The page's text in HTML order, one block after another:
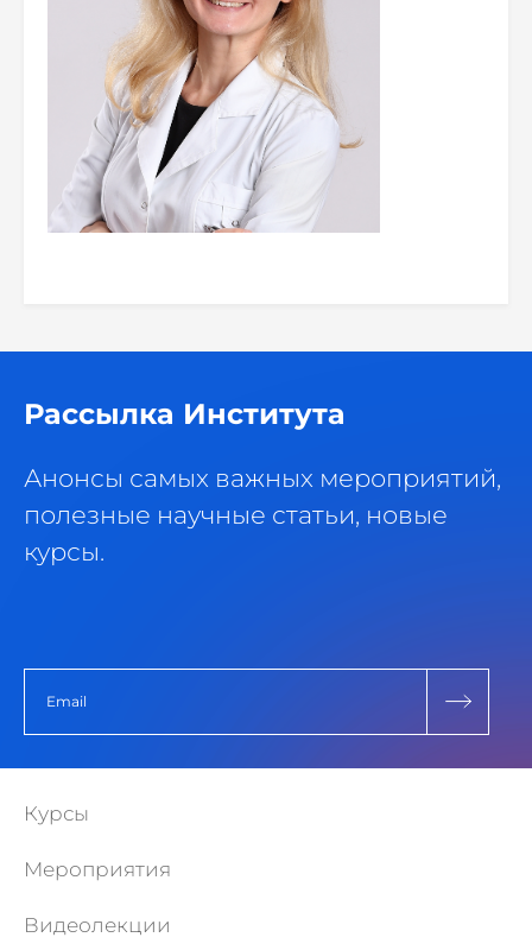
Рассылка Института
Анонсы самых важных мероприятий,
полезные научные статьи, новые
курсы.
Курсы
Мероприятия
Видеолекции